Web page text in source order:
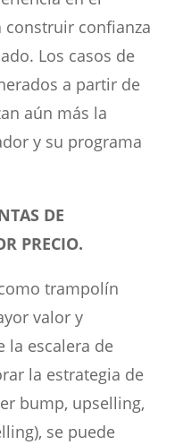
construir confianza
Los casos de
a partir de
aún más la
y su programa
DE
PRECIO.
trampolín
valor y
la escalera de
la estrategia de
bump, upselling,
se puede